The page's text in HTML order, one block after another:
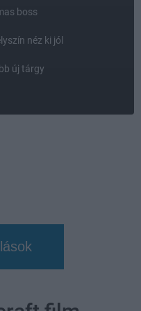
boss
néz ki jól
új tárgy